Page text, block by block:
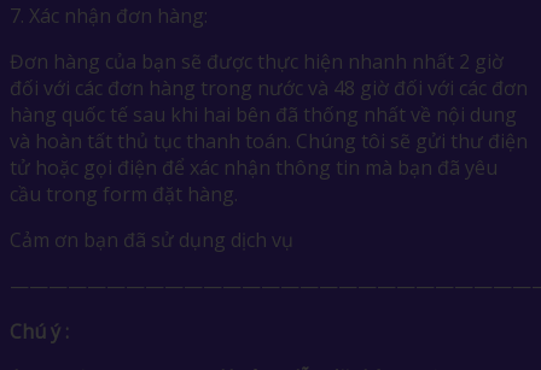
7. Xác nhận đơn hàng:
Đơn hàng của bạn sẽ được thực hiện nhanh nhất 2 giờ
đối với các đơn hàng trong nước và 48 giờ đối với các đơn
hàng quốc tế sau khi hai bên đã thống nhất về nội dung
và hoàn tất thủ tục thanh toán. Chúng tôi sẽ gửi thư điện
tử hoặc gọi điện để xác nhận thông tin mà bạn đã yêu
cầu trong form đặt hàng.
Cảm ơn bạn đã sử dụng dịch vụ
Chú ý :